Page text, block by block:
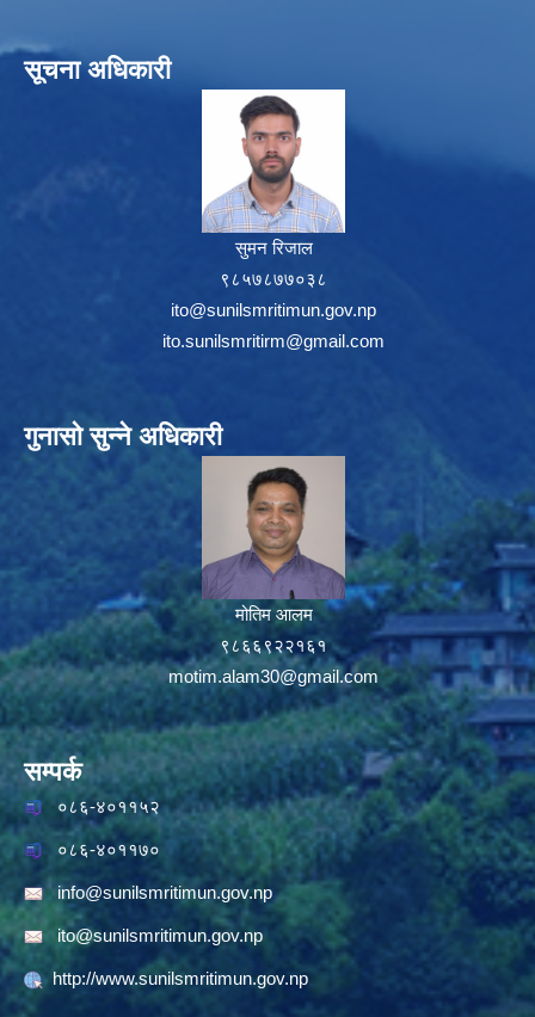
सूचना अधिकारी
सुमन रिजाल
९८५७८७७०३८
ito@sunilsmritimun.gov.np
ito.sunilsmritirm@gmail.com
गुनासो सुन्ने अधिकारी
मोतिम आलम
९८६६९२२१६१
motim.alam30@gmail.com
सम्पर्क
०८६-४०११५२
०८६-४०११७०
info@sunilsmritimun.gov.np
ito@sunilsmritimun.gov.np
http://www.sunilsmritimun.gov.np